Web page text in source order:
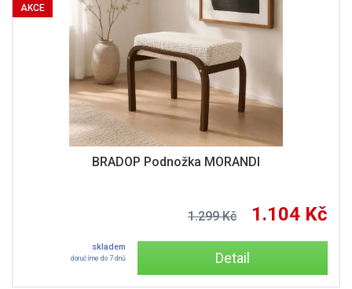
BRADOP Podnožka MORANDI
1.299 Kč 1.104 Kč
skladem
doručíme do 7 dnů Detail
AKCE